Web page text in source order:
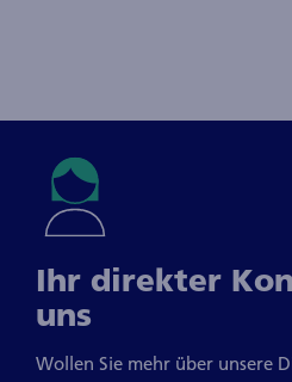
Ihr direkter
uns
Wollen Sie mehr über unsere